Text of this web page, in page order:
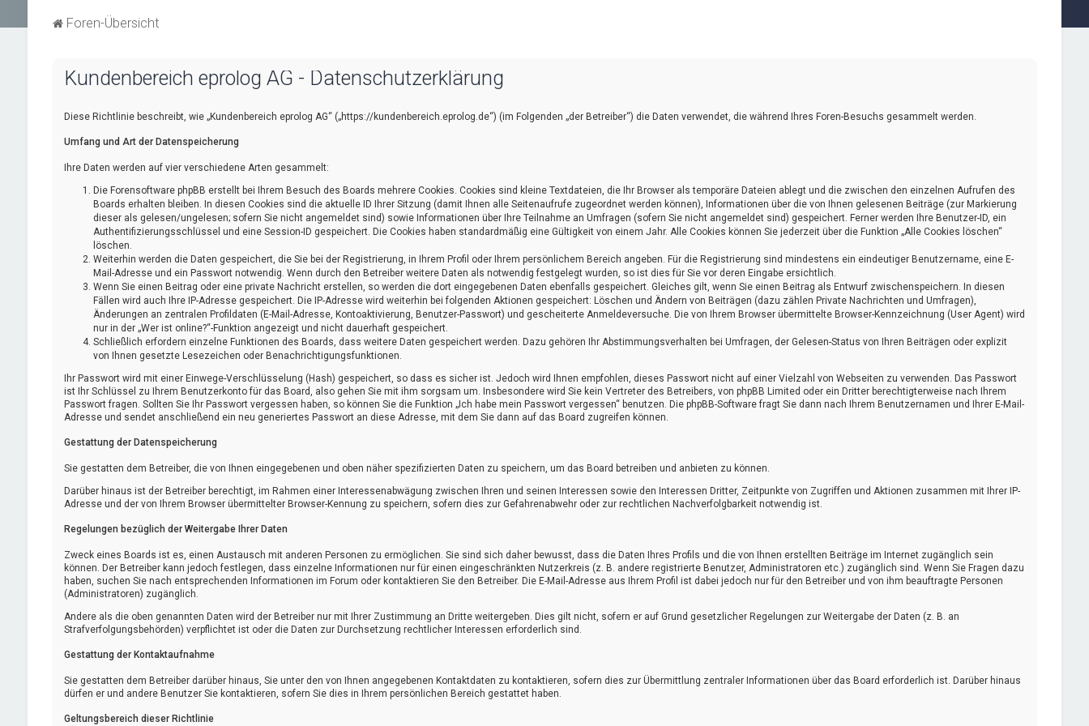
Foren-Übersicht
Kundenbereich eprolog AG - Datenschutzerklärung
Diese Richtlinie beschreibt, wie „Kundenbereich eprolog AG“ („https://kundenbereich.eprolog.de“) (im Folgenden „der Betreiber“) die Daten verwendet, die während Ihres Foren-Besuchs gesammelt werden.
Umfang und Art der Datenspeicherung
Ihre Daten werden auf vier verschiedene Arten gesammelt:
Die Forensoftware phpBB erstellt bei Ihrem Besuch des Boards mehrere Cookies. Cookies sind kleine Textdateien, die Ihr Browser als temporäre Dateien ablegt und die zwischen den einzelnen Aufrufen des
Boards erhalten bleiben. In diesen Cookies sind die aktuelle ID Ihrer Sitzung (damit Ihnen alle Seitenaufrufe zugeordnet werden können), Informationen über die von Ihnen gelesenen Beiträge (zur Markierung
dieser als gelesen/ungelesen; sofern Sie nicht angemeldet sind) sowie Informationen über Ihre Teilnahme an Umfragen (sofern Sie nicht angemeldet sind) gespeichert. Ferner werden Ihre Benutzer-ID, ein
Authentifizierungsschlüssel und eine Session-ID gespeichert. Die Cookies haben standardmäßig eine Gültigkeit von einem Jahr. Alle Cookies können Sie jederzeit über die Funktion „Alle Cookies löschen“
löschen.
Weiterhin werden die Daten gespeichert, die Sie bei der Registrierung, in Ihrem Profil oder Ihrem persönlichem Bereich angeben. Für die Registrierung sind mindestens ein eindeutiger Benutzername, eine E-
Mail-Adresse und ein Passwort notwendig. Wenn durch den Betreiber weitere Daten als notwendig festgelegt wurden, so ist dies für Sie vor deren Eingabe ersichtlich.
Wenn Sie einen Beitrag oder eine private Nachricht erstellen, so werden die dort eingegebenen Daten ebenfalls gespeichert. Gleiches gilt, wenn Sie einen Beitrag als Entwurf zwischenspeichern. In diesen
Fällen wird auch Ihre IP-Adresse gespeichert. Die IP-Adresse wird weiterhin bei folgenden Aktionen gespeichert: Löschen und Ändern von Beiträgen (dazu zählen Private Nachrichten und Umfragen),
Änderungen an zentralen Profildaten (E-Mail-Adresse, Kontoaktivierung, Benutzer-Passwort) und gescheiterte Anmeldeversuche. Die von Ihrem Browser übermittelte Browser-Kennzeichnung (User Agent) wird
nur in der „Wer ist online?“-Funktion angezeigt und nicht dauerhaft gespeichert.
Schließlich erfordern einzelne Funktionen des Boards, dass weitere Daten gespeichert werden. Dazu gehören Ihr Abstimmungsverhalten bei Umfragen, der Gelesen-Status von Ihren Beiträgen oder explizit
von Ihnen gesetzte Lesezeichen oder Benachrichtigungsfunktionen.
Ihr Passwort wird mit einer Einwege-Verschlüsselung (Hash) gespeichert, so dass es sicher ist. Jedoch wird Ihnen empfohlen, dieses Passwort nicht auf einer Vielzahl von Webseiten zu verwenden. Das Passwort
ist Ihr Schlüssel zu Ihrem Benutzerkonto für das Board, also gehen Sie mit ihm sorgsam um. Insbesondere wird Sie kein Vertreter des Betreibers, von phpBB Limited oder ein Dritter berechtigterweise nach Ihrem
Passwort fragen. Sollten Sie Ihr Passwort vergessen haben, so können Sie die Funktion „Ich habe mein Passwort vergessen“ benutzen. Die phpBB-Software fragt Sie dann nach Ihrem Benutzernamen und Ihrer E-Mail-
Adresse und sendet anschließend ein neu generiertes Passwort an diese Adresse, mit dem Sie dann auf das Board zugreifen können.
Gestattung der Datenspeicherung
Sie gestatten dem Betreiber, die von Ihnen eingegebenen und oben näher spezifizierten Daten zu speichern, um das Board betreiben und anbieten zu können.
Darüber hinaus ist der Betreiber berechtigt, im Rahmen einer Interessenabwägung zwischen Ihren und seinen Interessen sowie den Interessen Dritter, Zeitpunkte von Zugriffen und Aktionen zusammen mit Ihrer IP-
Adresse und der von Ihrem Browser übermittelter Browser-Kennung zu speichern, sofern dies zur Gefahrenabwehr oder zur rechtlichen Nachverfolgbarkeit notwendig ist.
Regelungen bezüglich der Weitergabe Ihrer Daten
Zweck eines Boards ist es, einen Austausch mit anderen Personen zu ermöglichen. Sie sind sich daher bewusst, dass die Daten Ihres Profils und die von Ihnen erstellten Beiträge im Internet zugänglich sein
können. Der Betreiber kann jedoch festlegen, dass einzelne Informationen nur für einen eingeschränkten Nutzerkreis (z. B. andere registrierte Benutzer, Administratoren etc.) zugänglich sind. Wenn Sie Fragen dazu
haben, suchen Sie nach entsprechenden Informationen im Forum oder kontaktieren Sie den Betreiber. Die E-Mail-Adresse aus Ihrem Profil ist dabei jedoch nur für den Betreiber und von ihm beauftragte Personen
(Administratoren) zugänglich.
Andere als die oben genannten Daten wird der Betreiber nur mit Ihrer Zustimmung an Dritte weitergeben. Dies gilt nicht, sofern er auf Grund gesetzlicher Regelungen zur Weitergabe der Daten (z. B. an
Strafverfolgungsbehörden) verpflichtet ist oder die Daten zur Durchsetzung rechtlicher Interessen erforderlich sind.
Gestattung der Kontaktaufnahme
Sie gestatten dem Betreiber darüber hinaus, Sie unter den von Ihnen angegebenen Kontaktdaten zu kontaktieren, sofern dies zur Übermittlung zentraler Informationen über das Board erforderlich ist. Darüber hinaus
dürfen er und andere Benutzer Sie kontaktieren, sofern Sie dies in Ihrem persönlichen Bereich gestattet haben.
Geltungsbereich dieser Richtlinie